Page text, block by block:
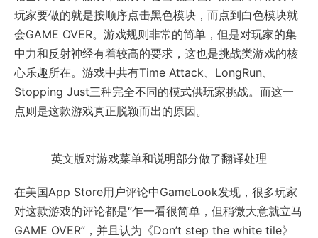
玩家要做的就是按顺序点击黑色模块，而点到白色模块就
会GAME OVER。游戏规则非常的简单，但是对玩家的集
中力和反射神经有着较高的要求，这也是挑战类游戏的核
心乐趣所在。游戏中共有Time Attack、LongRun、
Stopping Just三种完全不同的模式供玩家挑战。而这一
点则是这款游戏真正脱颖而出的原因。
英文版对游戏菜单和说明部分做了翻译处理
在美国App Store用户评论中GameLook发现，很多玩家
对这款游戏的评论都是“乍一看很简单，但稍微大意就立马
GAME OVER”，并且认为《Don’t step the white tile》